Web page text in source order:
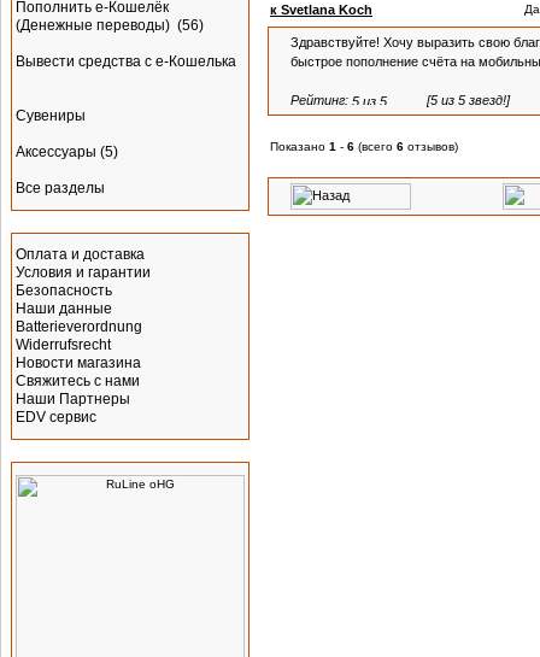
Пополнить e-Кошелёк
(Денежные переводы) (56)
Вывести средства с е-Кошелька
Сувениры
Аксессуары (5)
Все разделы
Оплата и доставка
Условия и гарантии
Безопасность
Наши данные
Batterieverordnung
Widerrufsrecht
Новости магазина
Свяжитесь с нами
Наши Партнеры
EDV сервис
к Svetlana Koch
Здравствуйте! Хочу выразить свою
быстрое пополнение счёта на
Рейтинг: [5 из 5 звезд!]
Показано 1 - 6 (всего 6 отзывов)